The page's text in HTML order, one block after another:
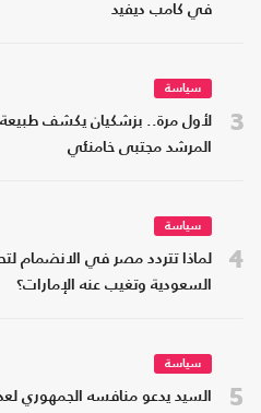
في كامب ديفيد
3
سياسة
لأول مرة.. بزشكيان يكشف
المرشد مجتبى خامنئي
4
سياسة
لماذا تتردد مصر في الانضمام
السعودية وتغيب عنه الإمارات؟
5
سياسة
السيد يدعو منافسه الجمهوري